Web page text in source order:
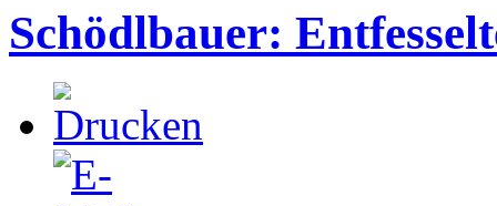
Schödlbauer: